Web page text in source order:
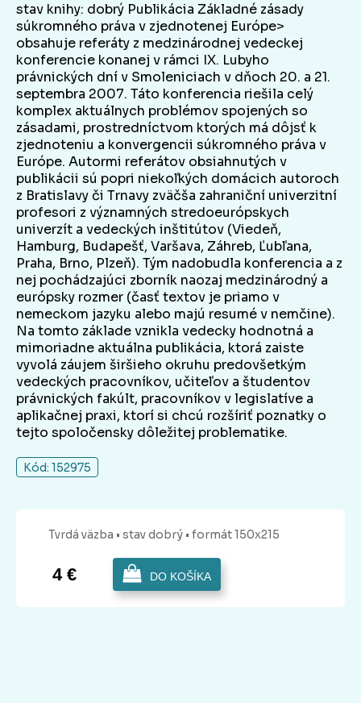
stav knihy: dobrý Publikácia Základné zásady
súkromného práva v zjednotenej Európe>
obsahuje referáty z medzinárodnej vedeckej
konferencie konanej v rámci IX. Lubyho
právnických dní v Smoleniciach v dňoch 20. a 21.
septembra 2007. Táto konferencia riešila celý
komplex aktuálnych problémov spojených so
zásadami, prostredníctvom ktorých má dôjsť k
zjednoteniu a konvergencii súkromného práva v
Európe. Autormi referátov obsiahnutých v
publikácii sú popri niekoľkých domácich autoroch
z Bratislavy či Trnavy zväčša zahraniční univerzitní
profesori z významných stredoeurópskych
univerzít a vedeckých inštitútov (Viedeň,
Hamburg, Budapešť, Varšava, Záhreb, Ľubľana,
Praha, Brno, Plzeň). Tým nadobudla konferencia a z
nej pochádzajúci zborník naozaj medzinárodný a
európsky rozmer (časť textov je priamo v
nemeckom jazyku alebo majú resumé v nemčine).
Na tomto základe vznikla vedecky hodnotná a
mimoriadne aktuálna publikácia, ktorá zaiste
vyvolá záujem širšieho okruhu predovšetkým
vedeckých pracovníkov, učiteľov a študentov
právnických fakúlt, pracovníkov v legislatíve a
aplikačnej praxi, ktorí si chcú rozšíriť poznatky o
tejto spoločensky dôležitej problematike.
Kód: 152975
Tvrdá väzba • stav dobrý • formát 150x215
4 € DO KOŠÍKA